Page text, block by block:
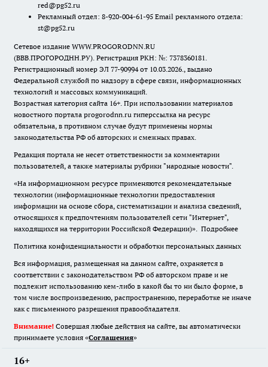
red@pg52.ru
Рекламный отдел: 8-920-004-61-95 Email рекламного отдела:
st@pg52.ru
Сетевое издание WWW.PROGORODNN.RU
(ВВВ.ПРОГОРОДНН.РУ). Регистрация РКН: №: 7378360181.
Регистрационный номер ЭЛ 77-90994 от 10.03.2026., выдано
Федеральной службой по надзору в сфере связи, информационных
технологий и массовых коммуникаций.
Возрастная категория сайта 16+. При использовании материалов
новостного портала progorodnn.ru гиперссылка на ресурс
обязательна, в противном случае будут применены нормы
законодательства РФ об авторских и смежных правах.
Редакция портала не несет ответственности за комментарии
пользователей, а также материалы рубрики "народные новости".
«На информационном ресурсе применяются рекомендательные
технологии (информационные технологии предоставления
информации на основе сбора, систематизации и анализа сведений,
относящихся к предпочтениям пользователей сети "Интернет",
находящихся на территории Российской Федерации)». Подробнее
Политика конфиденциальности и обработки персональных данных
Вся информация, размещенная на данном сайте, охраняется в
соответствии с законодательством РФ об авторском праве и не
подлежит использованию кем-либо в какой бы то ни было форме, в
том числе воспроизведению, распространению, переработке не иначе
как с письменного разрешения правообладателя.
Внимание! Совершая любые действия на сайте, вы автоматически
принимаете условия «Cоглашения»
16+